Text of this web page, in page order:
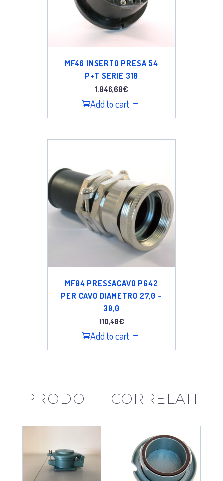
MF46 INSERTO PRESA 54
P+T SERIE 310
1.046,60€
Add to cart
MF04 PRESSACAVO PG42
PER CAVO DIAMETRO 27,0 –
30,0
118,40€
Add to cart
PRODOTTI CORRELATI